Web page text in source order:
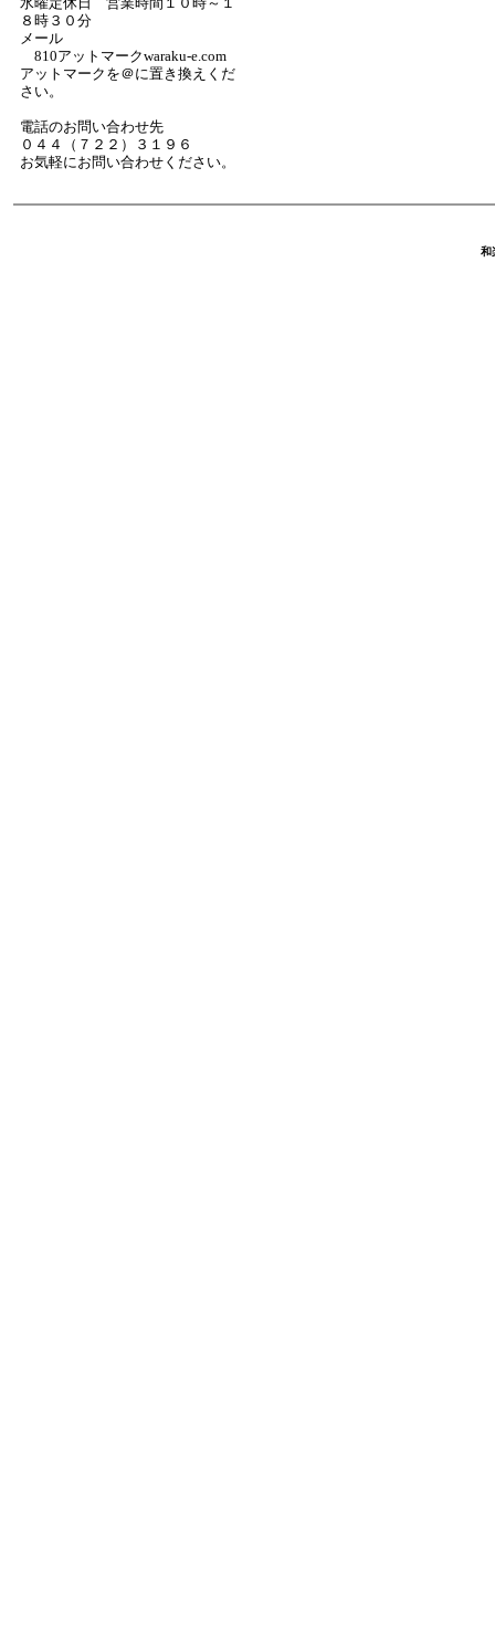
８時３０分
メール
810アットマークwaraku-e.com
アットマークを＠に置き換えくだ
さい。
電話のお問い合わせ先
０４４（７２２）３１９６
お気軽にお問い合わせください。
和